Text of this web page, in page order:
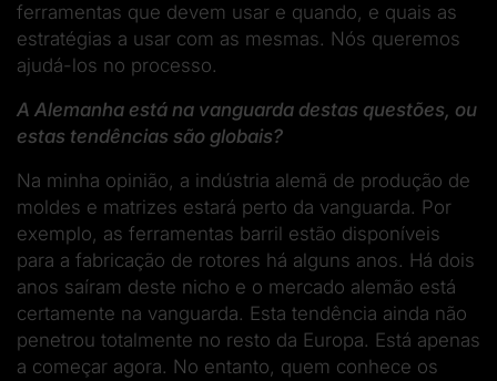
ferramentas que devem usar e quando, e quais as
estratégias a usar com as mesmas. Nós queremos
ajudá-los no processo.
A Alemanha está na vanguarda destas questões, ou
estas tendências são globais?
Na minha opinião, a indústria alemã de produção de
moldes e matrizes estará perto da vanguarda. Por
exemplo, as ferramentas barril estão disponíveis
para a fabricação de rotores há alguns anos. Há dois
anos saíram deste nicho e o mercado alemão está
certamente na vanguarda. Esta tendência ainda não
penetrou totalmente no resto da Europa. Está apenas
a começar agora. No entanto, quem conhece os